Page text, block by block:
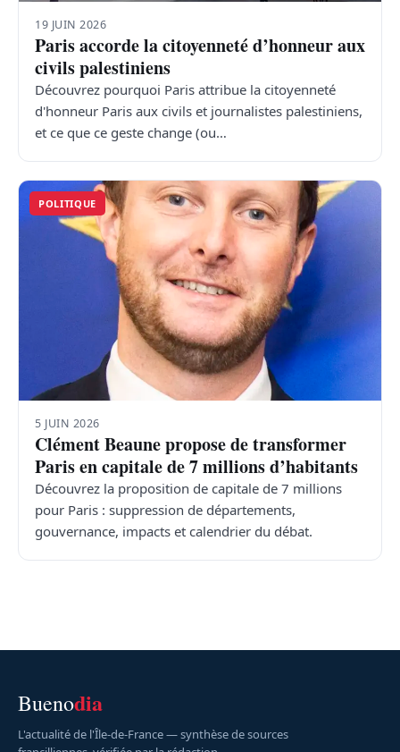
19 JUIN 2026
Paris accorde la citoyenneté d’honneur aux
civils palestiniens
Découvrez pourquoi Paris attribue la citoyenneté
d'honneur Paris aux civils et journalistes palestiniens,
et ce que ce geste change (ou…
POLITIQUE
5 JUIN 2026
Clément Beaune propose de transformer
Paris en capitale de 7 millions d’habitants
Découvrez la proposition de capitale de 7 millions
pour Paris : suppression de départements,
gouvernance, impacts et calendrier du débat.
Buenodia
L'actualité de l'Île-de-France — synthèse de sources